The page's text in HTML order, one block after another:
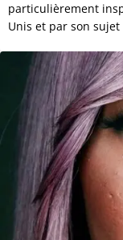
particulièrement
Unis et par son